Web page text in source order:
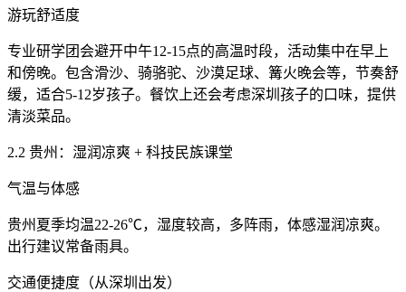
游玩舒适度
专业研学团会避开中午12-15点的高温时段，活动集中在早上
和傍晚。包含滑沙、骑骆驼、沙漠足球、篝火晚会等，节奏舒
缓，适合5-12岁孩子。餐饮上还会考虑深圳孩子的口味，提供
清淡菜品。
2.2 贵州：湿润凉爽 + 科技民族课堂
气温与体感
贵州夏季均温22-26℃，湿度较高，多阵雨，体感湿润凉爽。
出行建议常备雨具。
交通便捷度（从深圳出发）